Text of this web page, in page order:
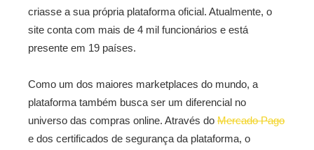
criasse a sua própria plataforma oficial. Atualmente, o
site conta com mais de 4 mil funcionários e está
presente em 19 países.
Como um dos maiores marketplaces do mundo, a
plataforma também busca ser um diferencial no
universo das compras online. Através do Mercado Pago
e dos certificados de segurança da plataforma, o